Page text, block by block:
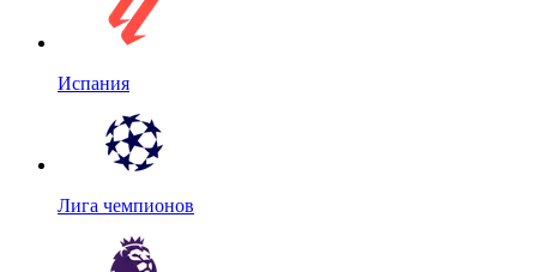
Испания
Лига чемпионов